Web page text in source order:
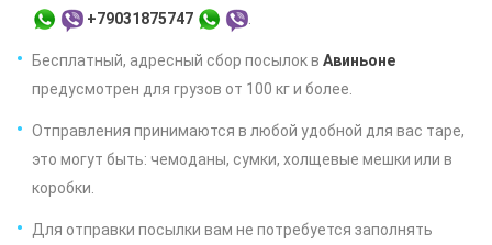
+79031875747
Бесплатный, адресный сбор посылок в Авиньоне
предусмотрен для грузов от 100 кг и более.
Отправления принимаются в любой удобной для вас таре,
это могут быть: чемоданы, сумки, холщевые мешки или в
коробки.
Для отправки посылки вам не потребуется заполнять